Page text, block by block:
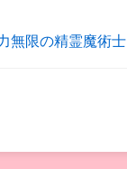
無限の精霊魔術士